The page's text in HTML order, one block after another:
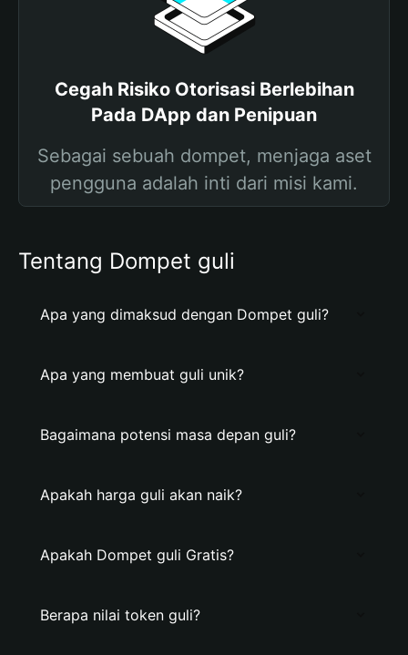
Cegah Risiko Otorisasi Berlebihan
Pada DApp dan Penipuan
Sebagai sebuah dompet, menjaga aset
pengguna adalah inti dari misi kami.
Tentang Dompet guli
Apa yang dimaksud dengan Dompet guli?
Apa yang membuat guli unik?
Bagaimana potensi masa depan guli?
Apakah harga guli akan naik?
Apakah Dompet guli Gratis?
Berapa nilai token guli?